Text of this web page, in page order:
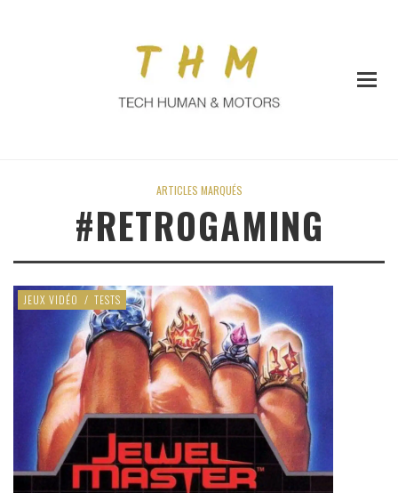
ARTICLES MARQUÉS
#RETROGAMING
JEUX VIDÉO / TESTS